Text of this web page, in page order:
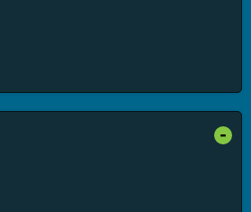
-